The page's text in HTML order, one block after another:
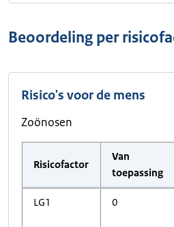
Beoordeling per
Risico's voor de mens
Zoönosen
Risicofactor
Van
toepassing
LG1 0